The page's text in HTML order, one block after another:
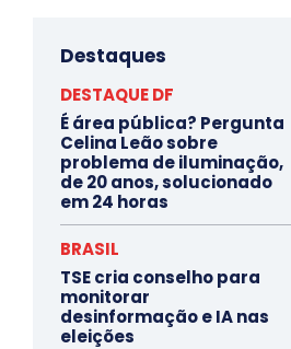
Destaques
DESTAQUE DF
É área pública? Pergunta
Celina Leão sobre
problema de iluminação,
de 20 anos, solucionado
em 24 horas
BRASIL
TSE cria conselho para
monitorar
desinformação e IA nas
eleições